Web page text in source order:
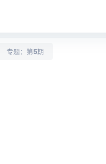
专题：第5期